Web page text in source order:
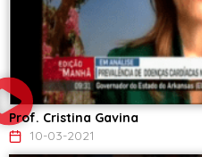
Prof. Cristina Gavina
10-03-2021